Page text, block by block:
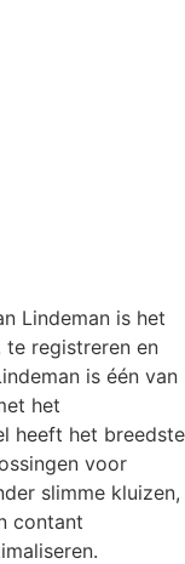
Lindeman is het
registreren en
is één van
het
heeft het breedste
voor
slimme kluizen,
contant